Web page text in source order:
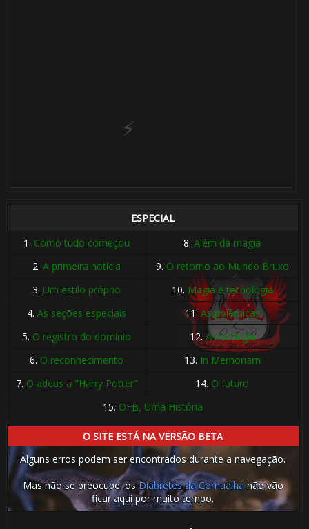
ESPECIAL
1. Como tudo começou 8.Além da magia
2.A primeira notícia 9. O retorno ao Mundo Bruxo
3. Um estilo próprio 10. Magia e tecnologia
4.As seções especiais 11.As polêmicas
5. O registro do domínio 12.A nostalgia
6. O reconhecimento 13. In Memoriam
7. O adeus a "Harry Potter" 14. O futuro
15. OFB, Uma História
O SITE ESTÁ NA VERSÃO BETA
Alguns erros podem ser encontrados durante a navegação.
Mas não se preocupe: osDiabretes da Cornualha não vão
ficar aqui por muito tempo.
🎈
⚡
🎈
1️⃣ 8️⃣
8️⃣